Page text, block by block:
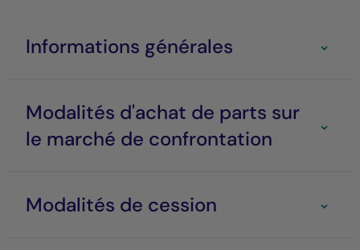
Informations générales
Modalités d'achat de parts sur
le marché de confrontation
Modalités de cession